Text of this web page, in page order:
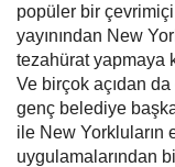
popüler bir
yayınından New
tezahürat yapmaya
Ve birçok açıdan
genç belediye
ile New Yorkluların
uygulamalarından